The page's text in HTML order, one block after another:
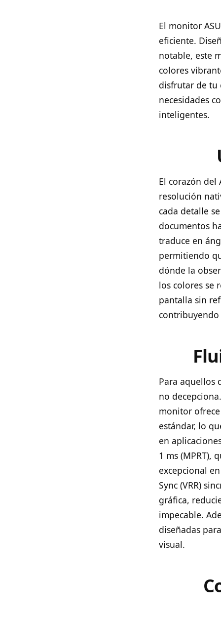
El monitor
eficiente.
notable, este
colores
disfrutar de tu
necesidades
inteligentes.
El corazón del
resolución
cada detalle
documentos
traduce en
permitiendo
dónde la
los colores se
pantalla sin
contribuyendo
Para aquellos
no
monitor
estándar, lo
en
1 ms (MPRT),
excepcional
Sync (VRR)
gráfica,
impecable.
diseñadas
visual.